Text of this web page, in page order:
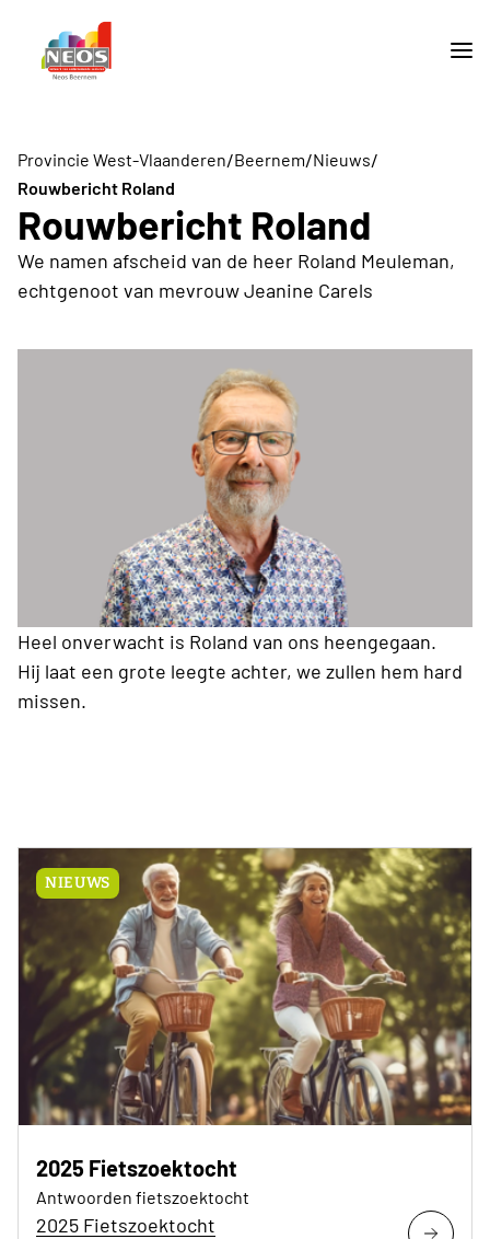
Provincie West-Vlaanderen/Beernem/Nieuws/
Rouwbericht Roland
Rouwbericht Roland
We namen afscheid van de heer Roland Meuleman,
echtgenoot van mevrouw Jeanine Carels
Heel onverwacht is Roland van ons heengegaan.
Hij laat een grote leegte achter, we zullen hem hard
missen.
NIEUWS
2025 Fietszoektocht
Antwoorden fietszoektocht
2025 Fietszoektocht